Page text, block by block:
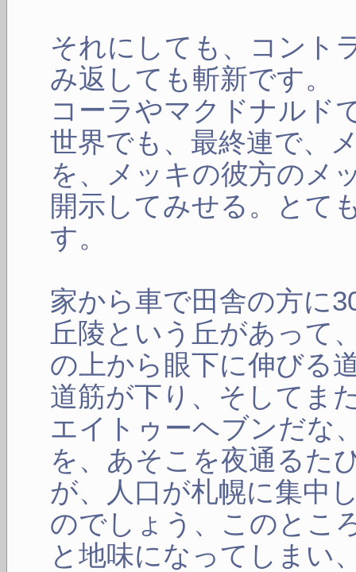
それにしても、コント
み返しても斬新です。
コーラやマクドナルド
世界でも、最終連で、
を、メッキの彼方のメ
開示してみせる。とて
す。
家から車で田舎の方に
丘陵という丘があって
の上から眼下に伸びる
道筋が下り、そしてま
エイトゥーヘブンだな
を、あそこを夜通るた
が、人口が札幌に集中
のでしょう、このとこ
と地味になってしまい